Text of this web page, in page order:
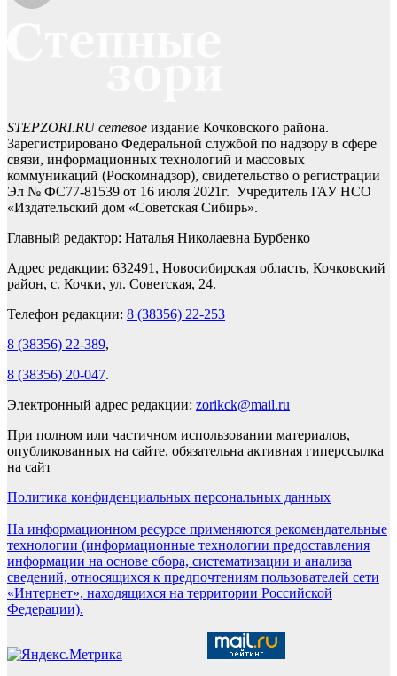
STEPZORI.RU сетевое издание Кочковского района.
Зарегистрировано Федеральной службой по надзору в сфере
связи, информационных технологий и массовых
коммуникаций (Роскомнадзор), свидетельство о регистрации
Эл № ФС77-81539 от 16 июля 2021г. Учредитель ГАУ НСО
«Издательский дом «Советская Сибирь».
Главный редактор: Наталья Николаевна Бурбенко
Адрес редакции: 632491, Новосибирская область, Кочковский
район, с. Кочки, ул. Советская, 24.
Телефон редакции: 8 (38356) 22-253
8 (38356) 22-389,
8 (38356) 20-047.
Электронный адрес редакции: zorikck@mail.ru
При полном или частичном использовании материалов,
опубликованных на сайте, обязательна активная гиперссылка
на сайт
Политика конфиденциальных персональных данных
На информационном ресурсе применяются рекомендательные
технологии (информационные технологии предоставления
информации на основе сбора, систематизации и анализа
сведений, относящихся к предпочтениям пользователей сети
«Интернет», находящихся на территории Российской
Федерации).